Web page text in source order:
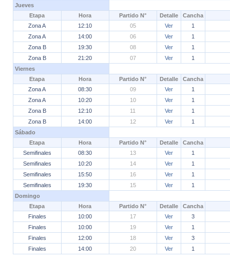
Jueves
Etapa
Hora Partido N° Detalle
Cancha
Zona A
12:10 05 Ver
1
Zona A
14:00 06 Ver
1
Zona B
19:30 08 Ver
1
Zona B
21:20 07 Ver
1
Viernes
Etapa
Hora Partido N° Detalle
Cancha
Zona A
08:30 09 Ver
1
Zona A
10:20 10 Ver
1
Zona B
12:10 11 Ver
1
Zona B
14:00 12 Ver
1
Sábado
Etapa
Hora Partido N° Detalle
Cancha
Semifinales
08:30 13 Ver
1
Semifinales
10:20 14 Ver
1
Semifinales
15:50 16 Ver
1
Semifinales
19:30 15 Ver
1
Domingo
Etapa
Hora Partido N° Detalle
Cancha
Finales
10:00 17 Ver
3
Finales
10:00 19 Ver
1
Finales
12:00 18 Ver
3
Finales
14:00 20 Ver 1